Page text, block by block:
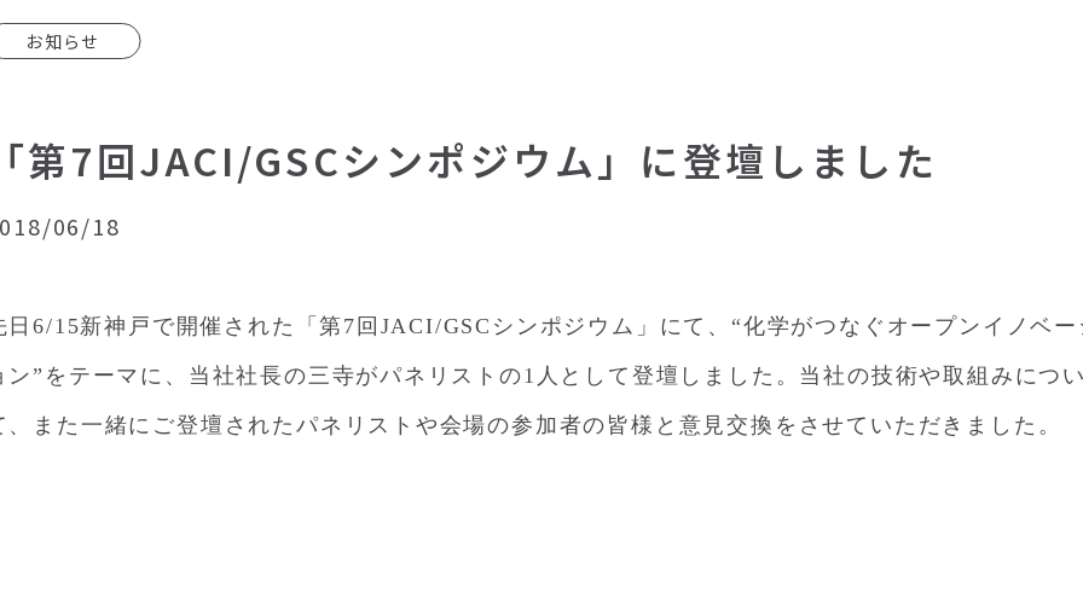
お知らせ
第7回JACI/GSCシンポジウム」に登壇しました
06/18
日6/15新神戸で開催された「第7回JACI/GSCシンポジウム」にて、“化学がつなぐオープンイノベー
ン”をテーマに、当社社長の三寺がパネリストの1人として登壇しました。当社の技術や取組みにつ
、また一緒にご登壇されたパネリストや会場の参加者の皆様と意見交換をさせていただきました。